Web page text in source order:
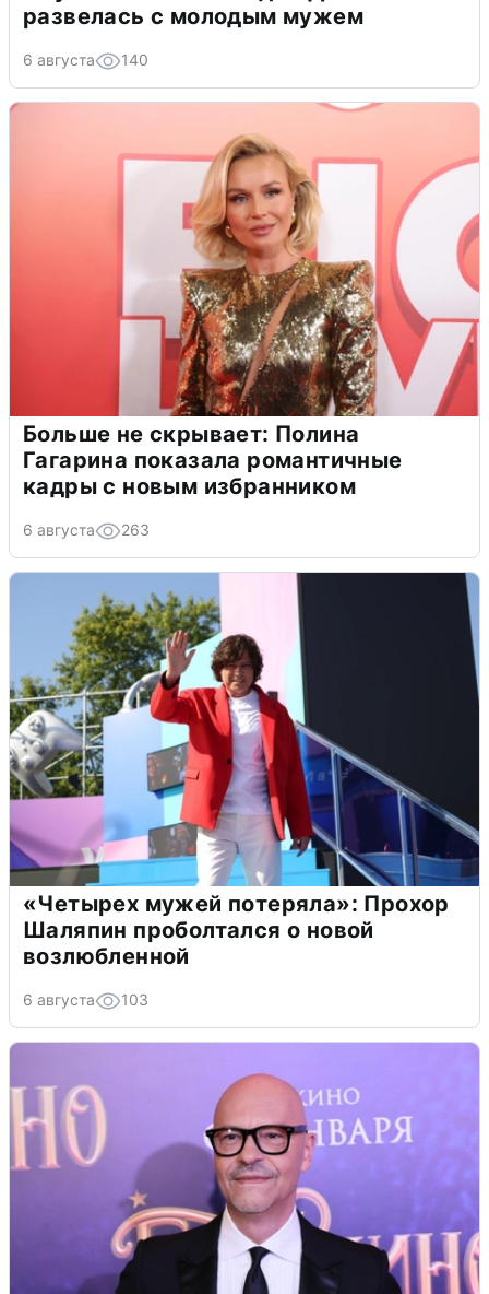
развелась с молодым мужем
6 августа 140
Больше не скрывает: Полина
Гагарина показала романтичные
кадры с новым избранником
6 августа 263
«Четырех мужей потеряла»: Прохор
Шаляпин проболтался о новой
возлюбленной
6 августа 103